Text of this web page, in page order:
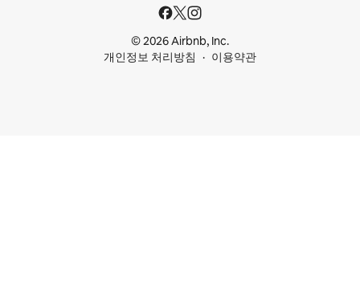
© 2026 Airbnb, Inc.
개인정보 처리방침
이용약관